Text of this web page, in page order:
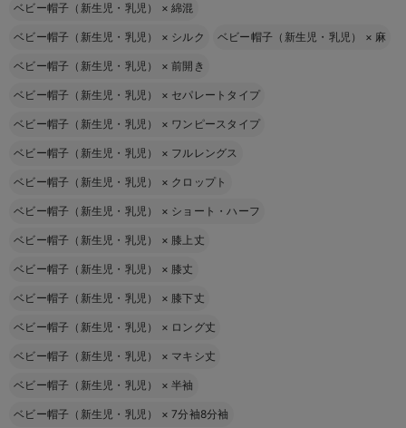
ベビー帽子（新生児・乳児） ×綿混
ベビー帽子（新生児・乳児） × シルク ベビー帽子（新生児・乳児） × 麻
ベビー帽子（新生児・乳児） ×前開き
ベビー帽子（新生児・乳児） × セパレートタイプ
ベビー帽子（新生児・乳児） × ワンピースタイプ
ベビー帽子（新生児・乳児） × フルレングス
ベビー帽子（新生児・乳児） × クロップト
ベビー帽子（新生児・乳児） × ショート・ハーフ
ベビー帽子（新生児・乳児） × 膝上丈
ベビー帽子（新生児・乳児） × 膝丈
ベビー帽子（新生児・乳児） × 膝下丈
ベビー帽子（新生児・乳児） × ロング丈
ベビー帽子（新生児・乳児） × マキシ丈
ベビー帽子（新生児・乳児） ×半袖
ベビー帽子（新生児・乳児） ×7分袖8分袖